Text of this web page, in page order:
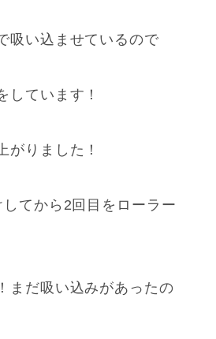
吸い込ませているので
しています！
がりました！
てから2回目をローラー
まだ吸い込みがあったの